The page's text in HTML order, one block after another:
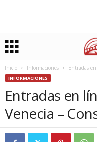
Inicio Informaciones Entradas
INFORMACIONES
Entradas en
Venecia –